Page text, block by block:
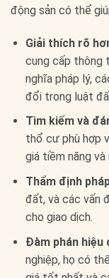
động sản có thể
Giải thích rõ
cung cấp thông
nghĩa pháp lý,
đổi trong luật
Tìm kiếm và
thổ cư phù hợp
giá tiềm năng và
Thẩm định
đất, và các vấn
cho giao dịch.
Đàm phán hiệu
nghiệp, họ có